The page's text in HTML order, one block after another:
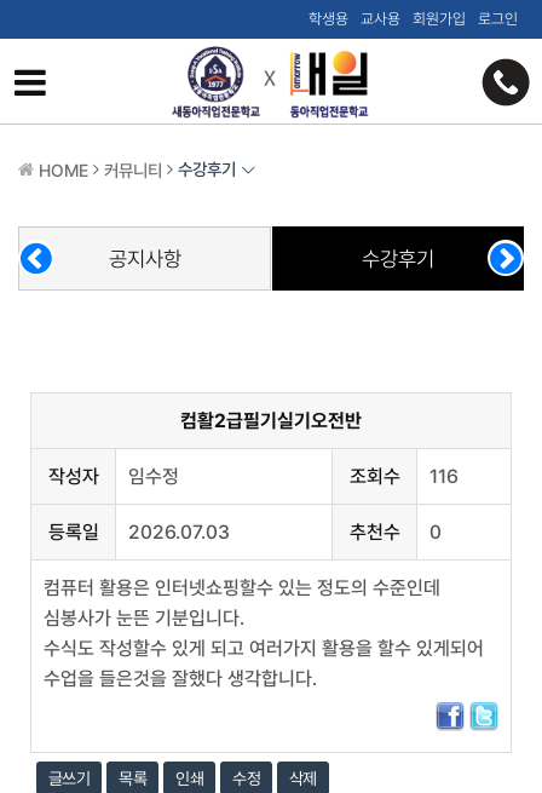
학생용 교사용 회원가입 로그인
HOME 커뮤니티 수강후기
공지사항 수강후기
컴활2급필기실기오전반
작성자 임수정 조회수 116
등록일 2026.07.03 추천수 0
컴퓨터 활용은 인터넷쇼핑할수 있는 정도의 수준인데
심봉사가 눈뜬 기분입니다.
수식도 작성할수 있게 되고 여러가지 활용을 할수 있게되어
수업을 들은것을 잘했다 생각합니다.
글쓰기 목록 인쇄 수정 삭제